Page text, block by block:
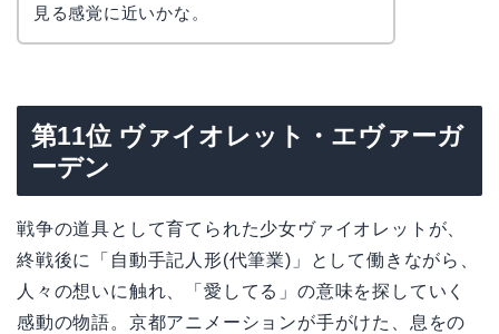
見る感覚に近いかな。
第11位 ヴァイオレット・エヴァーガ
ーデン
戦争の道具として育てられた少女ヴァイオレットが、
終戦後に「自動手記人形(代筆業)」として働きながら、
人々の想いに触れ、「愛してる」の意味を探していく
感動の物語。京都アニメーションが手がけた、息をの